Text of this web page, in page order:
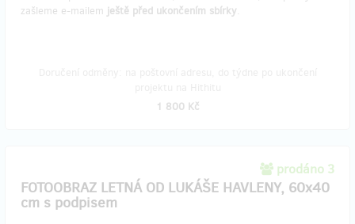
zašleme e-mailem ještě před ukončením sbírky.
1 800 Kč
prodáno 3
FOTOOBRAZ LETNÁ OD LUKÁŠE HAVLENY, 60x40
cm s podpisem